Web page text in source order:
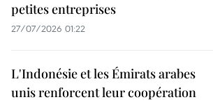
petites entreprises
27/07/2026 01:22
L'Indonésie et les Émirats arabes
unis renforcent leur coopération